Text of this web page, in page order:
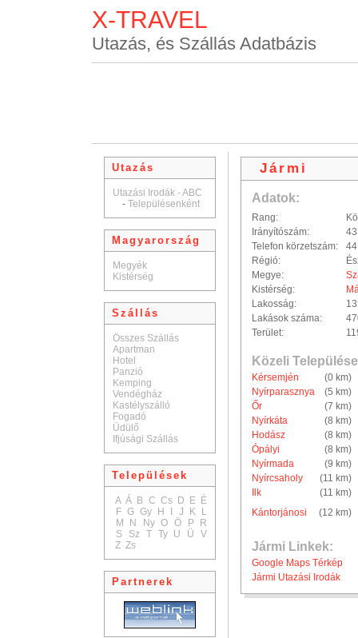
X-TRAVEL
Utazás, és Szállás Adatbázis
Utazás
Utazási Irodák - ABC
- Településenként
Magyarország
Megyék
Kistérség
Szállás
Összes Szállás
Apartman
Hotel
Panzió
Kemping
Vendégház
Kastélyszálló
Fogadó
Üdülő
Ifjúsági Szállás
Települések
A Á B C Cs D E É
F G Gy H J K
L
M
N Ny O Ö P
R
S
Sz T Ty U Ü
V
Z Zs
Partnerek
Jármi
Adatok:
Rang:
Irányítószám:
Telefon körzetszám:
44
Régió:
Megye:
Kistérség:
Lakosság:
Lakások száma:
Terület:
Közeli
Kérsemjén
(0 km)
Nyírparasznya
(5 km)
Őr
(7 km)
Nyírkáta
(8 km)
Hodász
(8 km)
Ópályi
(8 km)
Nyírmada
(9 km)
Nyírcsaholy
(11 km)
Ilk
(11 km)
Kántorjánosi
(12 km)
Jármi Linkek:
Google Maps Térkép
Jármi Utazási Irodák